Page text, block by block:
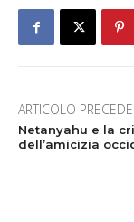
ARTICOLO
Netanyahu e la
dell’amicizia